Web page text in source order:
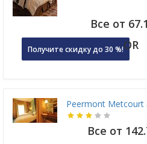
Все от
Получите скидку до 30 %!OR
Peermont Metcourt
Все от